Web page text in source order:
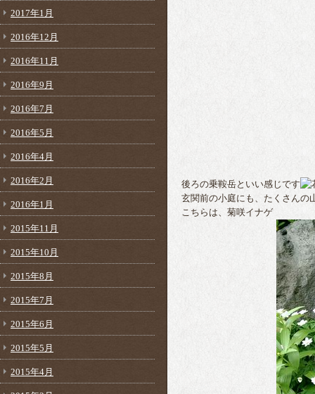
2017年1月
2016年12月
2016年11月
2016年9月
2016年7月
2016年5月
2016年4月
2016年2月
2016年1月
2015年11月
2015年10月
2015年8月
2015年7月
2015年6月
2015年5月
2015年4月
後ろの乗鞍岳といい感じです
玄関前の小庭にも、たくさんの
こちらは、菊咲イナゲ